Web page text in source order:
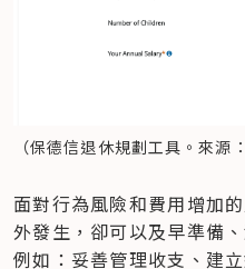
（保德信退休規劃工具。來源：
面對行為風險和費用增加
外發生，卻可以及早準備
例如：妥善管理收支、建